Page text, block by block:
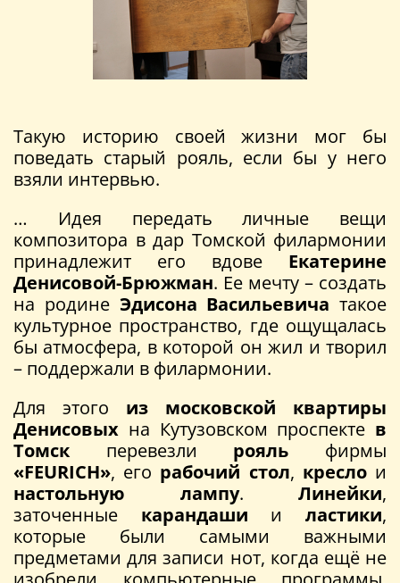
Такую историю своей жизни мог бы
поведать старый рояль, если бы у него
взяли интервью.
… Идея передать личные вещи
композитора в дар Томской филармонии
принадлежит его вдове Екатерине
Денисовой-Брюжман. Ее мечту – создать
на родине Эдисона Васильевича такое
культурное пространство, где ощущалась
бы атмосфера, в которой он жил и творил
– поддержали в филармонии.
Для этого из московской квартиры
Денисовых на Кутузовском проспекте в
Томск перевезли рояль фирмы
«FEURICH», его рабочий стол, креслои
настольную лампу. Линейки,
заточенные карандаши иластики,
которые были самыми важными
предметами для записи нот, когда ещё не